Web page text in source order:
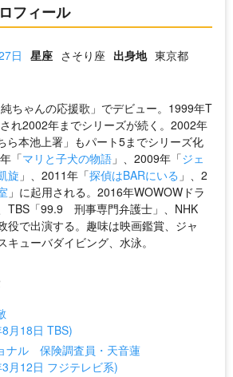
フィール
日 星座 さそり座 出身地 東京都
ちゃんの応援歌」でデビュー。1999年T
され2002年までシリーズが続く。2002年
ら本池上署」もパート5までシリーズ化
「マリと子犬の物語 」、2009年「ジェ
旋 」、2011年「探偵はBARにいる 」、2
」に起用される。2016年WOWOWドラ
TBS「99.9 刑事専門弁護士」、NHK
役で出演する。趣味は映画鑑賞、ジャ
キューバダイビング、水泳。
月18日 TBS)
ナル 保険調査員・天音蓮
月12日 フジテレビ系)